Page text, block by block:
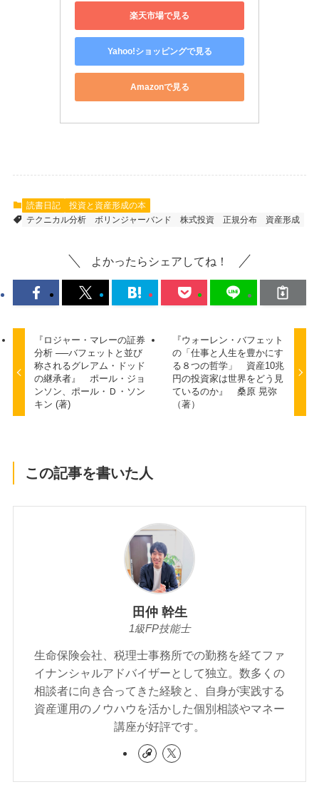
楽天市場で見る
Yahoo!ショッピングで見る
Amazonで見る
読書日記
投資と資産形成の本
テクニカル分析
ボリンジャーバンド 株式投資 正規分布 資産形成
よかったらシェアしてね！
『ロジャー・マレーの証券
分析 ──バフェットと並び
称されるグレアム・ドッド
の継承者』 ポール・ジョ
ンソン、ポール・Ｄ・ソン
キン (著)
『ウォーレン・バフェット
の「仕事と人生を豊かにす
る８つの哲学」 資産10兆
円の投資家は世界をどう見
ているのか』 桑原 晃弥
（著）
この記事を書いた人
田仲 幹生
1級FP技能士
生命保険会社、税理士事務所での勤務を経てファ
イナンシャルアドバイザーとして独立。数多くの
相談者に向き合ってきた経験と、自身が実践する
資産運用のノウハウを活かした個別相談やマネー
講座が好評です。